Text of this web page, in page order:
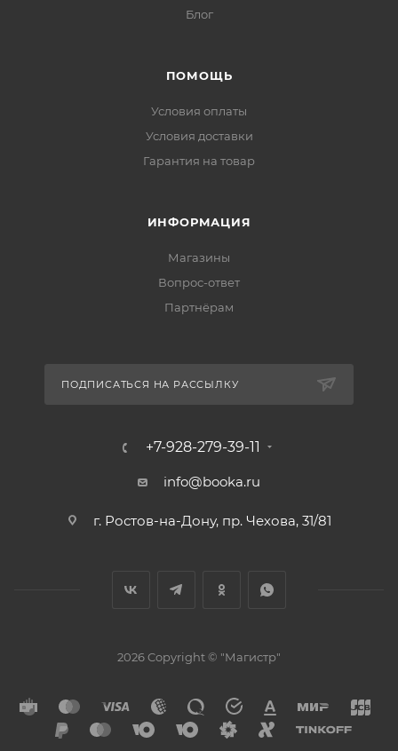
Блог
ПОМОЩЬ
Условия оплаты
Условия доставки
Гарантия на товар
ИНФОРМАЦИЯ
Магазины
Вопрос-ответ
Партнёрам
ПОДПИСАТЬСЯ НА РАССЫЛКУ
+7-928-279-39-11
info@booka.ru
г. Ростов-на-Дону, пр. Чехова, 31/81
2026 Copyright © "Магистр"